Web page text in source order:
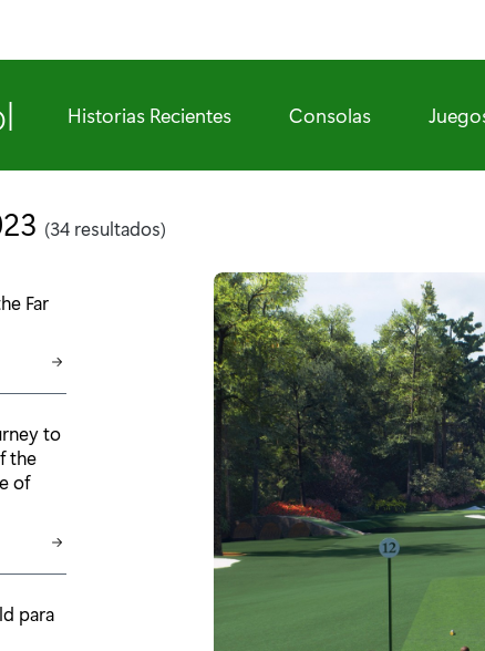
Historias Recientes Consolas
(34 resultados)
Far
to
the
of
para